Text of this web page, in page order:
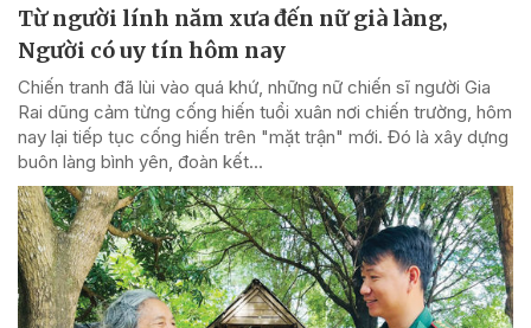
Từ người lính năm xưa đến nữ già làng,
Người có uy tín hôm nay
Chiến tranh đã lùi vào quá khứ, những nữ chiến sĩ người Gia
Rai dũng cảm từng cống hiến tuổi xuân nơi chiến trường, hôm
nay lại tiếp tục cống hiến trên "mặt trận" mới. Đó là xây dựng
buôn làng bình yên, đoàn kết...